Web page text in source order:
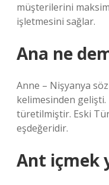
müşterilerini
işletmesini sağlar.
Ana ne
Anne – Nişyanya
kelimesinden
türetilmiştir. Eski
eşdeğeridir.
Ant içmek